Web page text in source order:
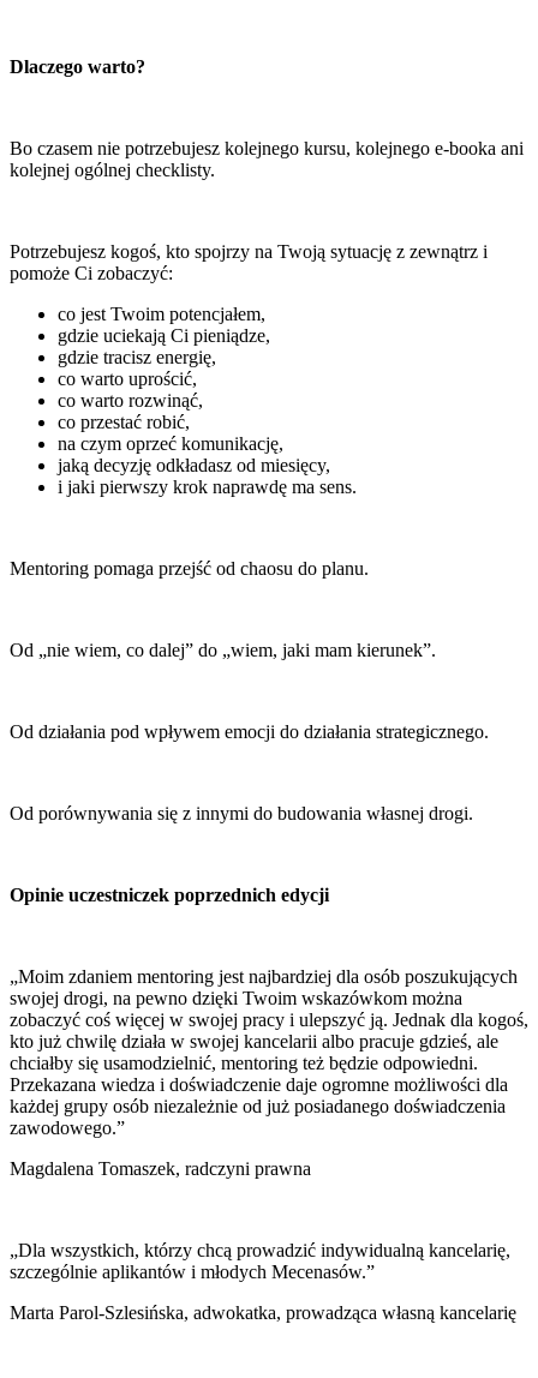
Dlaczego warto?
Bo czasem nie potrzebujesz kolejnego kursu, kolejnego e-booka ani
kolejnej ogólnej checklisty.
Potrzebujesz kogoś, kto spojrzy na Twoją sytuację z zewnątrz i
pomoże Ci zobaczyć:
co jest Twoim potencjałem,
gdzie uciekają Ci pieniądze,
gdzie tracisz energię,
co warto uprościć,
co warto rozwinąć,
co przestać robić,
na czym oprzeć komunikację,
jaką decyzję odkładasz od miesięcy,
i jaki pierwszy krok naprawdę ma sens.
Mentoring pomaga przejść od chaosu do planu.
Od „nie wiem, co dalej” do „wiem, jaki mam kierunek”.
Od działania pod wpływem emocji do działania strategicznego.
Od porównywania się z innymi do budowania własnej drogi.
Opinie uczestniczek poprzednich edycji
„Moim zdaniem mentoring jest najbardziej dla osób poszukujących
swojej drogi, na pewno dzięki Twoim wskazówkom można
zobaczyć coś więcej w swojej pracy i ulepszyć ją. Jednak dla kogoś,
kto już chwilę działa w swojej kancelarii albo pracuje gdzieś, ale
chciałby się usamodzielnić, mentoring też będzie odpowiedni.
Przekazana wiedza i doświadczenie daje ogromne możliwości dla
każdej grupy osób niezależnie od już posiadanego doświadczenia
zawodowego.”
Magdalena Tomaszek, radczyni prawna
„Dla wszystkich, którzy chcą prowadzić indywidualną kancelarię,
szczególnie aplikantów i młodych Mecenasów.”
Marta Parol-Szlesińska, adwokatka, prowadząca własną kancelarię